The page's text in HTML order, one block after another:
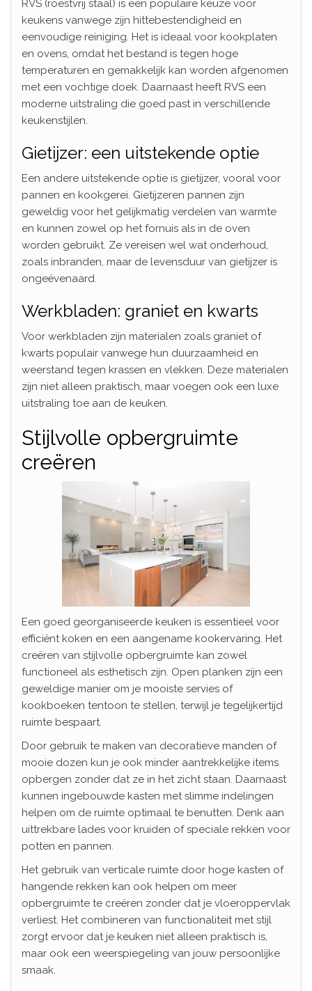
RVS (roestvrij staal) is een populaire keuze voor
keukens vanwege zijn hittebestendigheid en
eenvoudige reiniging. Het is ideaal voor kookplaten
en ovens, omdat het bestand is tegen hoge
temperaturen en gemakkelijk kan worden afgenomen
met een vochtige doek. Daarnaast heeft RVS een
moderne uitstraling die goed past in verschillende
keukenstijlen.
Gietijzer: een uitstekende optie
Een andere uitstekende optie is gietijzer, vooral voor
pannen en kookgerei. Gietijzeren pannen zijn
geweldig voor het gelijkmatig verdelen van warmte
en kunnen zowel op het fornuis als in de oven
worden gebruikt. Ze vereisen wel wat onderhoud,
zoals inbranden, maar de levensduur van gietijzer is
ongeëvenaard.
Werkbladen: graniet en kwarts
Voor werkbladen zijn materialen zoals graniet of
kwarts populair vanwege hun duurzaamheid en
weerstand tegen krassen en vlekken. Deze materialen
zijn niet alleen praktisch, maar voegen ook een luxe
uitstraling toe aan de keuken.
Stijlvolle opbergruimte
creëren
Een goed georganiseerde keuken is essentieel voor
efficiënt koken en een aangename kookervaring. Het
creëren van stijlvolle opbergruimte kan zowel
functioneel als esthetisch zijn. Open planken zijn een
geweldige manier om je mooiste servies of
kookboeken tentoon te stellen, terwijl je tegelijkertijd
ruimte bespaart.
Door gebruik te maken van decoratieve manden of
mooie dozen kun je ook minder aantrekkelijke items
opbergen zonder dat ze in het zicht staan. Daarnaast
kunnen ingebouwde kasten met slimme indelingen
helpen om de ruimte optimaal te benutten. Denk aan
uittrekbare lades voor kruiden of speciale rekken voor
potten en pannen.
Het gebruik van verticale ruimte door hoge kasten of
hangende rekken kan ook helpen om meer
opbergruimte te creëren zonder dat je vloeroppervlak
verliest. Het combineren van functionaliteit met stijl
zorgt ervoor dat je keuken niet alleen praktisch is,
maar ook een weerspiegeling van jouw persoonlijke
smaak.